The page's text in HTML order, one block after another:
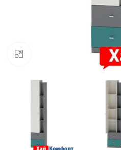
нажмите для увеличения